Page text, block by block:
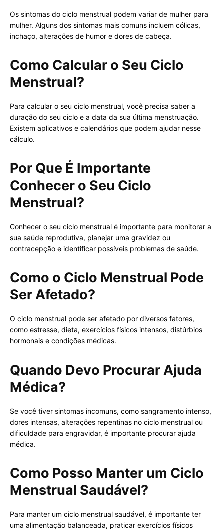
Os sintomas do ciclo menstrual podem variar de mulher para
mulher. Alguns dos sintomas mais comuns incluem cólicas,
inchaço, alterações de humor e dores de cabeça.
Como Calcular o Seu Ciclo
Menstrual?
Para calcular o seu ciclo menstrual, você precisa saber a
duração do seu ciclo e a data da sua última menstruação.
Existem aplicativos e calendários que podem ajudar nesse
cálculo.
Por Que É Importante
Conhecer o Seu Ciclo
Menstrual?
Conhecer o seu ciclo menstrual é importante para monitorar a
sua saúde reprodutiva, planejar uma gravidez ou
contracepção e identificar possíveis problemas de saúde.
Como o Ciclo Menstrual Pode
Ser Afetado?
O ciclo menstrual pode ser afetado por diversos fatores,
como estresse, dieta, exercícios físicos intensos, distúrbios
hormonais e condições médicas.
Quando Devo Procurar Ajuda
Médica?
Se você tiver sintomas incomuns, como sangramento intenso,
dores intensas, alterações repentinas no ciclo menstrual ou
dificuldade para engravidar, é importante procurar ajuda
médica.
Como Posso Manter um Ciclo
Menstrual Saudável?
Para manter um ciclo menstrual saudável, é importante ter
uma alimentação balanceada, praticar exercícios físicos